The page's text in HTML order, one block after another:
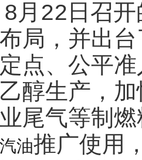
日召开
局，并出
点、公平
醇生产，
尾气等制
汽油推广使用